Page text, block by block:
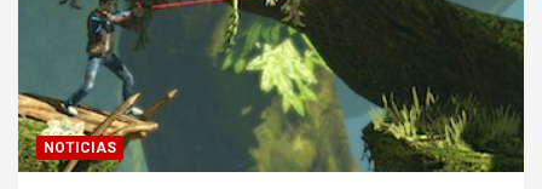
NOTICIAS